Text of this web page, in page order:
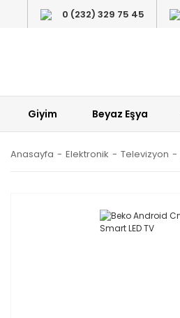
0 (232) 329 75 45
Giyim Beyaz Eşya
Anasayfa Elektronik Televizyon